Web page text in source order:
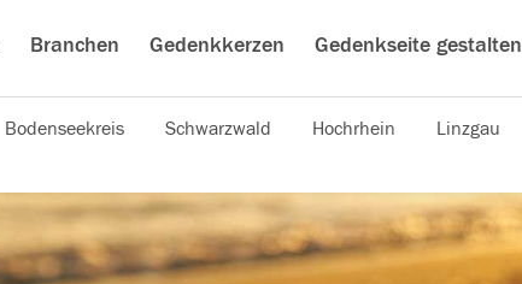
Branchen Gedenkkerzen Gedenkseite gestalten
Bodenseekreis Schwarzwald Hochrhein Linzgau